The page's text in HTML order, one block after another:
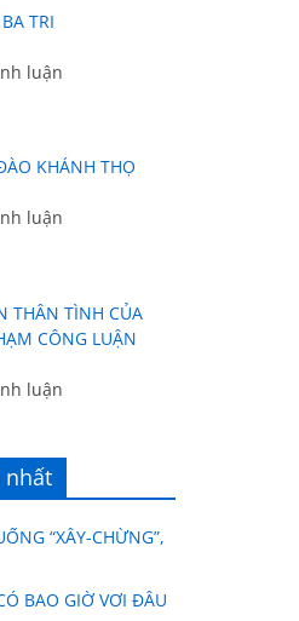
TRI
luận
KHÁNH THỌ
luận
THÂN TÌNH CỦA
CÔNG LUẬN
luận
nhất
“XÂY-CHỪNG”,
BAO GIỜ VƠI ĐÂU